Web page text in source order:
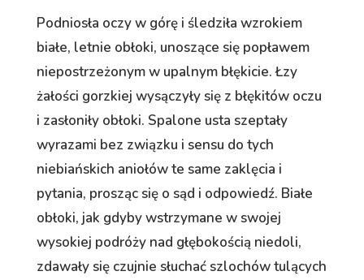
Podniosła oczy w górę i śledziła wzrokiem
białe, letnie obłoki, unoszące się popławem
niepostrzeżonym w upalnym błękicie. Łzy
żałości gorzkiej wysączyły się z błękitów oczu
i zasłoniły obłoki. Spalone usta szeptały
wyrazami bez związku i sensu do tych
niebiańskich aniołów te same zaklęcia i
pytania, prosząc się o sąd i odpowiedź. Białe
obłoki, jak gdyby wstrzymane w swojej
wysokiej podróży nad głębokością niedoli,
zdawały się czujnie słuchać szlochów tulących